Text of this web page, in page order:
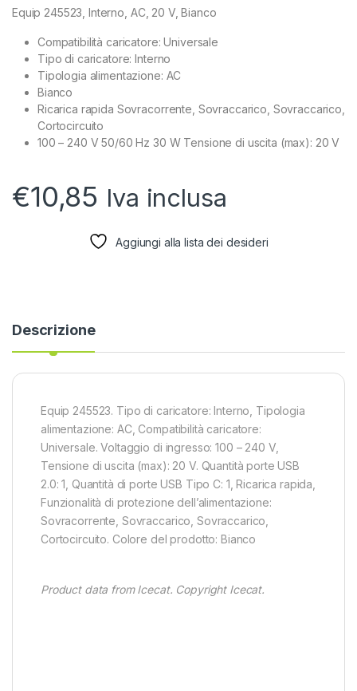
Equip 245523, Interno, AC, 20 V, Bianco
Compatibilità caricatore: Universale
Tipo di caricatore: Interno
Tipologia alimentazione: AC
Bianco
Ricarica rapida Sovracorrente, Sovraccarico, Sovraccarico,
Cortocircuito
100 – 240 V 50/60 Hz 30 W Tensione di uscita (max): 20 V
€10,85 Iva inclusa
Aggiungi alla lista dei desideri
Descrizione
Equip 245523. Tipo di caricatore: Interno, Tipologia
alimentazione: AC, Compatibilità caricatore:
Universale. Voltaggio di ingresso: 100 – 240 V,
Tensione di uscita (max): 20 V. Quantità porte USB
2.0: 1, Quantità di porte USB Tipo C: 1, Ricarica rapida,
Funzionalità di protezione dell’alimentazione:
Sovracorrente, Sovraccarico, Sovraccarico,
Cortocircuito. Colore del prodotto: Bianco
Product data from Icecat. Copyright Icecat.